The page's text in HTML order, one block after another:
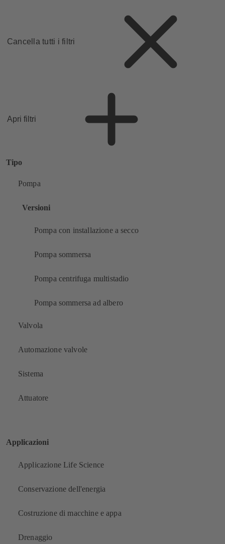
Cancella tutti i filtri
Apri filtri
Tipo
Pompa
Versioni
Pompa con installazione a secco
Pompa sommersa
Pompa centrifuga multistadio
Pompa sommersa ad albero
Valvola
Automazione valvole
Sistema
Attuatore
Applicazioni
Applicazione Life Science
Conservazione dell'energia
Costruzione di macchine e appa
Drenaggio